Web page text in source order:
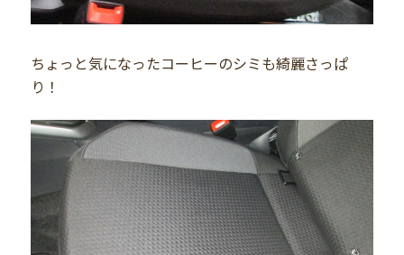
ちょっと気になったコーヒーのシミも綺麗さっぱ
り！